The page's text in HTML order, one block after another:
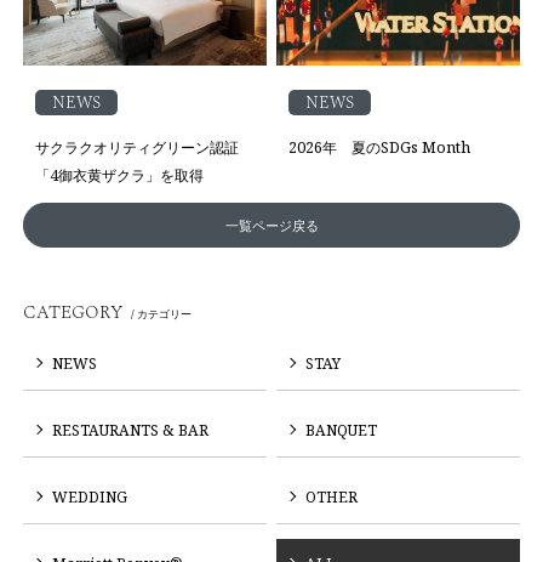
サクラクオリティグリーン認証
「4御衣黄ザクラ」を取得
NEWS
2026年 夏のSDGs Month
NEWS
一覧ページ戻る
CATEGORY / カテゴリー
NEWS STAY
RESTAURANTS & BAR BANQUET
WEDDING OTHER